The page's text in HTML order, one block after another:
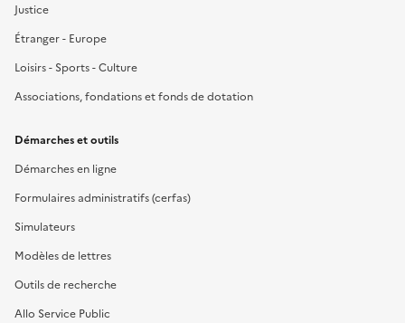
Justice
Étranger - Europe
Loisirs - Sports - Culture
Associations, fondations et fonds de dotation
Démarches et outils
Démarches en ligne
Formulaires administratifs (cerfas)
Simulateurs
Modèles de lettres
Outils de recherche
Allo Service Public